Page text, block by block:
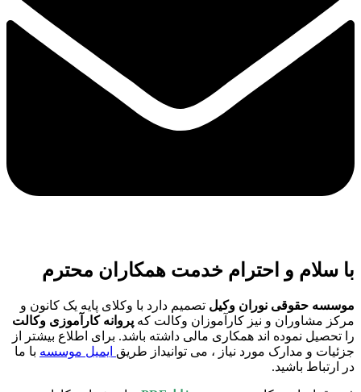
و احترام خدمت همکاران محترم
حقوقی نوران وکیلتصمیم دارد با وکلای پایه یک کانون و
و نیز کارآموزان وکالت کهپروانه کارآموزی وکالت
نموده اند همکاری مالی داشته باشد. برای اطلاع بیشتر از
و مدارک مورد نیاز ، می توانیداز طریق ایمیل موسسهبا ما
باشید.